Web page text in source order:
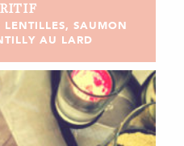
LENTILLES, SAUMON
AU LARD